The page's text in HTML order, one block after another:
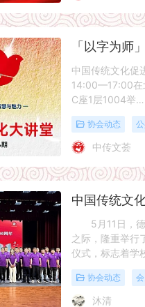
中国传统文化促
14:00—17:00在
C座1层1004举…
协会动态
中传文荟
5月11日，德
之际，隆重举行
仪式，标志着学
协会动态
沐清